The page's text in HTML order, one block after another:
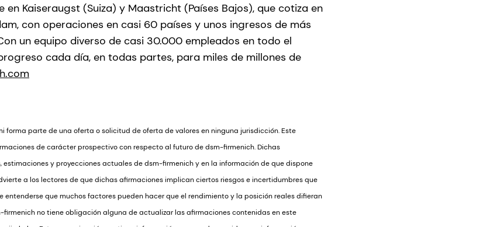
en Kaiseraugst (Suiza) y Maastricht (Países Bajos), que cotiza en
con operaciones en casi 60 países y unos ingresos de más
un equipo diverso de casi 30.000 empleados en todo el
cada día, en todas partes, para miles de millones de
forma parte de una oferta o solicitud de oferta de valores en ninguna jurisdicción. Este
de carácter prospectivo con respecto al futuro de dsm-firmenich. Dichas
y proyecciones actuales de dsm-firmenich y en la información de que dispone
a los lectores de que dichas afirmaciones implican ciertos riesgos e incertidumbres que
entenderse que muchos factores pueden hacer que el rendimiento y la posición reales difieran
no tiene obligación alguna de actualizar las afirmaciones contenidas en este